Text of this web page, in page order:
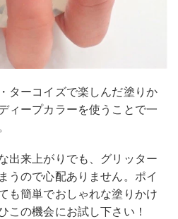
ターコイズで楽しんだ塗りか
ィープカラーを使うことで一
出来上がりでも、グリッター
うので心配ありません。ポイ
も簡単でおしゃれな塗りかけ
この機会にお試し下さい！